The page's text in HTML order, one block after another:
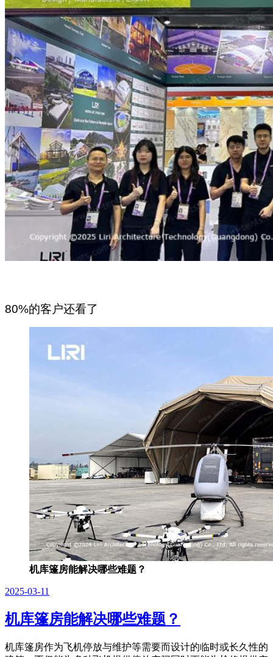
80%的客户还看了
机库篷房能解决哪些难题？
2025-03-11
机库篷房能解决哪些难题？
机库篷房作为飞机停放与维护等需要而设计的临时或长久性的